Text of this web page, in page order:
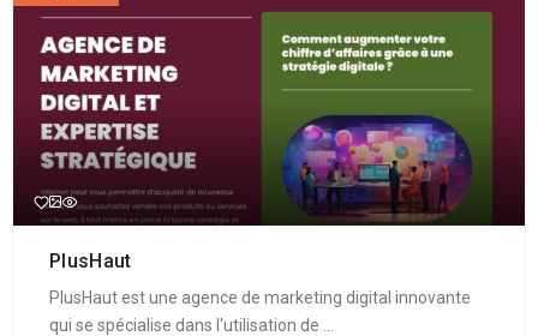
PlusHaut
PlusHaut est une agence de marketing digital innovante
qui se spécialise dans l'utilisation de ...